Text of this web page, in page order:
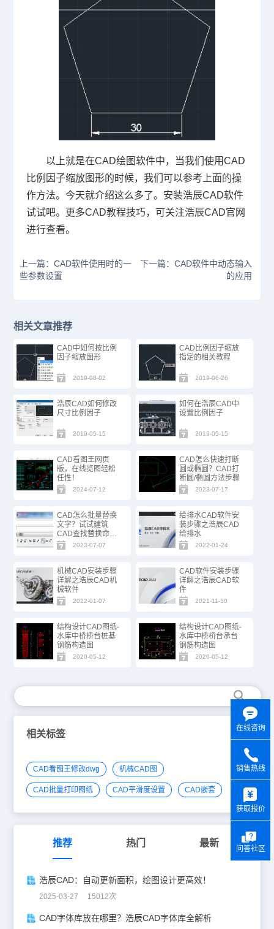
以上就是在CAD绘图软件中，当我们使用CAD
比例因子缩放图形的时候，我们可以参考上面的操
作方法。今天就介绍这么多了。安装浩辰CAD软件
试试吧。更多CAD教程技巧，可关注浩辰CAD官网
进行查看。
上一篇：CAD软件使用时的一
些参数设置
下一篇：CAD软件中动态输入
的应用
相关文章推荐
CAD中如何按比例
因子缩放图形
2019-08-02
CAD比例因子缩放
指定的相关教程
2019-06-26
浩辰CAD如何修改
尺寸比例因子
2019-05-15
如何在浩辰CAD中
设置比例因子
2019-05-15
CAD看图王网页
版，在线览图轻松
任性！
2024-07-12
CAD怎么快速打断
圆或椭圆？CAD打
断圆/椭圆方法步骤
2023-07-17
CAD怎么批量替换
文字？试试建筑
CAD查找替换命
令！
2023-07-07
给排水CAD软件安
装步骤之浩辰CAD
给排水
2022-01-24
机械CAD安装步骤
详解之浩辰CAD机
械软件
2022-01-07
CAD软件安装步骤
详解之浩辰CAD软
件
2021-11-30
结构设计CAD图纸-
水库中桥桥台桩基
钢筋构造图
2020-05-12
结构设计CAD图纸-
水库中桥桥台承台
钢筋构造图
2020-05-12
相关标签
CAD看图王修改dwg 机械CAD图
CAD批量打印图纸 CAD平滑度设置 CAD嵌套
推荐 热门 最新
浩辰CAD：自动更新面积，绘图设计更高效！
2025-03-27 15012次
CAD字体库放在哪里？浩辰CAD字体库全解析
在线咨询
销售热线
获取报价
问答社区